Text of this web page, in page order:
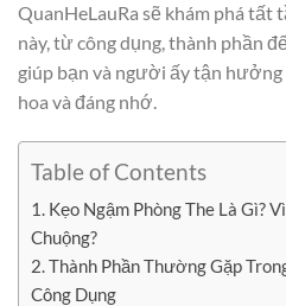
QuanHeLauRa sẽ khám phá tất
này, từ công dụng, thành phần
giúp bạn và người ấy tận
hoa và đáng nhớ.
Table of Contents
1. Kẹo Ngậm Phòng The Là Gì?
Chuộng?
2. Thành Phần Thường Gặp
Công Dụng